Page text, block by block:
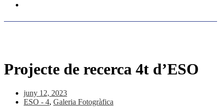
Projecte de recerca 4t d’ESO
juny 12, 2023
ESO - 4, Galeria Fotogràfica